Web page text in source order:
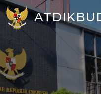
Skip